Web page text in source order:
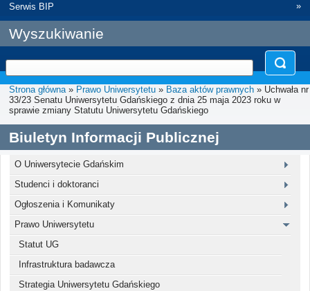
Serwis BIP
»
Wyszukiwanie
Strona główna» Prawo Uniwersytetu » Baza aktów prawnych » Uchwała nr
33/23 Senatu Uniwersytetu Gdańskiego z dnia 25 maja 2023 roku w
sprawie zmiany Statutu Uniwersytetu Gdańskiego
Biuletyn Informacji Publicznej
O Uniwersytecie Gdańskim
Studenci i doktoranci
Ogłoszenia i Komunikaty
Prawo Uniwersytetu
Statut UG
Infrastruktura badawcza
Strategia Uniwersytetu Gdańskiego